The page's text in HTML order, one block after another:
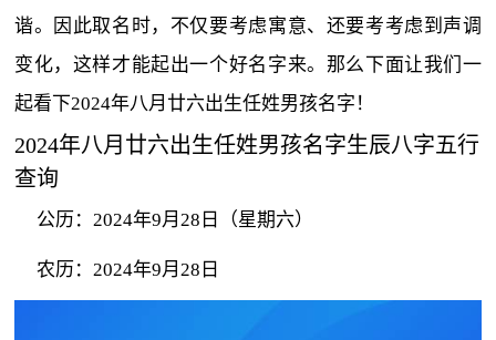
谐。因此取名时，不仅要考虑寓意、还要考考虑到声调
变化，这样才能起出一个好名字来。那么下面让我们一
起看下2024年八月廿六出生任姓男孩名字！
2024年八月廿六出生任姓男孩名字生辰八字五行
查询
公历：2024年9月28日（星期六）
农历：2024年9月28日